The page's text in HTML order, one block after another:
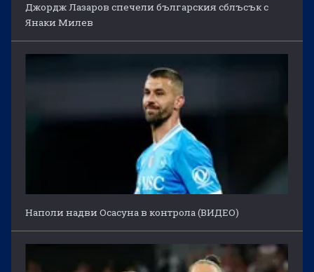
Джордж Лазаров спечели българския сблъсък с
Янаки Милев
Наполи надви Осасуна в контрола (ВИДЕО)